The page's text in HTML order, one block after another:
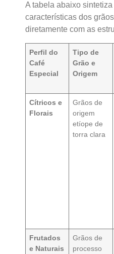
A tabela abaixo
características dos
diretamente com as
Perfil do
Café
Especial
Tipo de
Grão e
Origem
Cítricos e
Florais
Grãos de
origem
etíope de
torra clara
Frutados
e Naturais
Grãos de
processo